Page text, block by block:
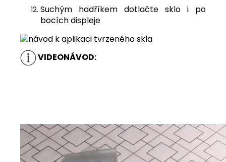
Suchým hadříkem dotlačte sklo i po
bocích displeje
VIDEONÁVOD: